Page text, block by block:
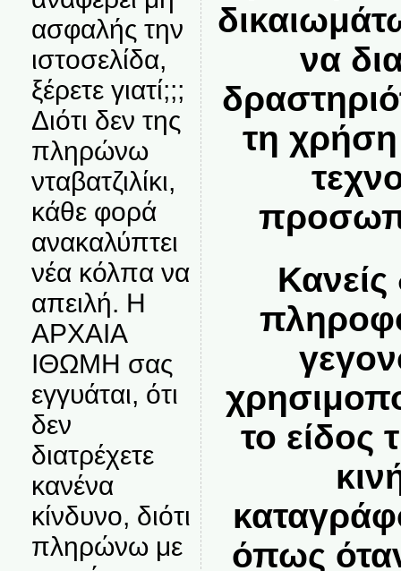
ασφαλής την
ιστοσελίδα,
ξέρετε γιατί;;;
Διότι δεν της
πληρώνω
νταβατζιλίκι,
κάθε φορά
ανακαλύπτει
νέα κόλπα να
απειλή. Η
ΑΡΧΑΙΑ
ΙΘΩΜΗ σας
εγγυάται, ότι
δεν
διατρέχετε
κανένα
κίνδυνο, διότι
πληρώνω με
να
τη
Κανείς
το είδος
όπως